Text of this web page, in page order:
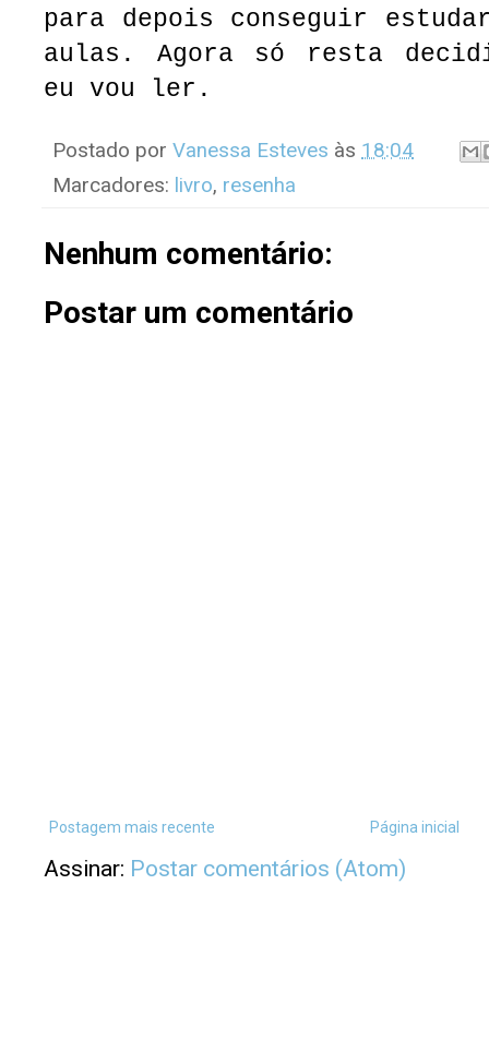
para depois conseguir
aulas. Agora só resta
eu vou ler.
Postado por Vanessa Esteves às 18:04
Marcadores: livro, resenha
Nenhum comentário:
Postar um comentário
Postagem mais recente Página inicial
Assinar: Postar comentários (Atom)